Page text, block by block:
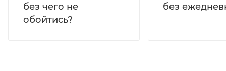
без чего не
обойтись?
без